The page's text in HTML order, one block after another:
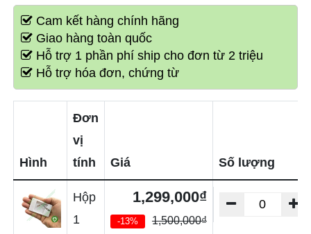
Cam kết hàng chính hãng
Giao hàng toàn quốc
Hỗ trợ 1 phần phí ship cho đơn từ 2 triệu
Hỗ trợ hóa đơn, chứng từ
Hình
Đơn
vị
tính
Giá Số lượng
Hộp
1
1,299,000₫
-13% 1,500,000₫